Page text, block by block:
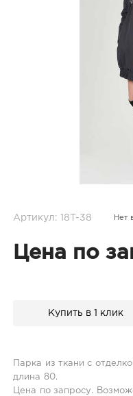
Артикул: 18T-38 Нет
Цена по
Купить в 1 клик
Парка из ткани с
длина 80.
Цена по запросу.